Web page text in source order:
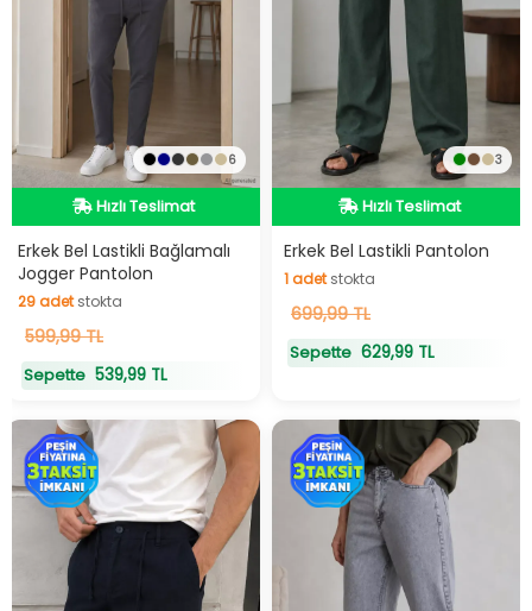
6
Hızlı Teslimat
Hızlı Teslimat
Erkek Bel Lastikli Bağlamalı
Jogger Pantolon
29adetstokta
29adetstokta
599,99 TL
Sepette 539,99 TL
3
Hızlı Teslimat
Hızlı Teslimat
Erkek Bel Lastikli Pantolon
1adetstokta
adetstokta
699,99 TL
Sepette 629,99 TL